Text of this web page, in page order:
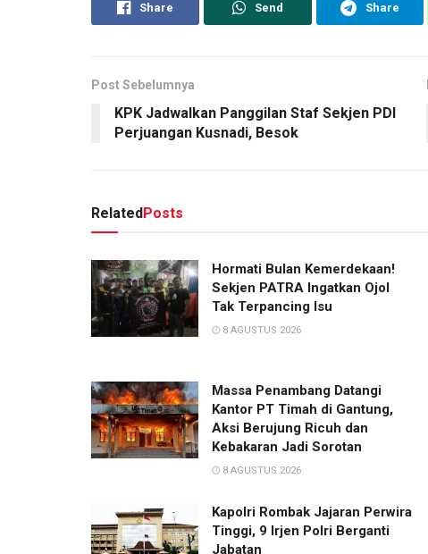
Share Send Share
Post Sebelumnya
KPK Jadwalkan Panggilan Staf Sekjen PDI
Perjuangan Kusnadi, Besok
RelatedPosts
Hormati Bulan Kemerdekaan!
Sekjen PATRA Ingatkan Ojol
Tak Terpancing Isu
8 AGUSTUS 2026
Massa Penambang Datangi
Kantor PT Timah di Gantung,
Aksi Berujung Ricuh dan
Kebakaran Jadi Sorotan
8 AGUSTUS 2026
Kapolri Rombak Jajaran Perwira
Tinggi, 9 Irjen Polri Berganti
Jabatan